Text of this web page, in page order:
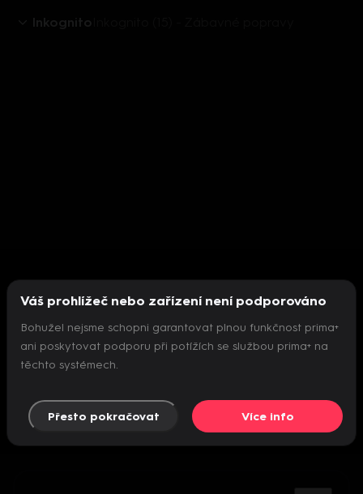
Inkognito
Nepodařilo se inicializovat přehrávač
Váš prohlížeč nebo zařízení není podporováno
Bohužel nejsme schopni garantovat plnou funkčnost prima+
ani poskytovat podporu při potížích se službou prima+ na
těchto systémech.
Přesto pokračovat Více info